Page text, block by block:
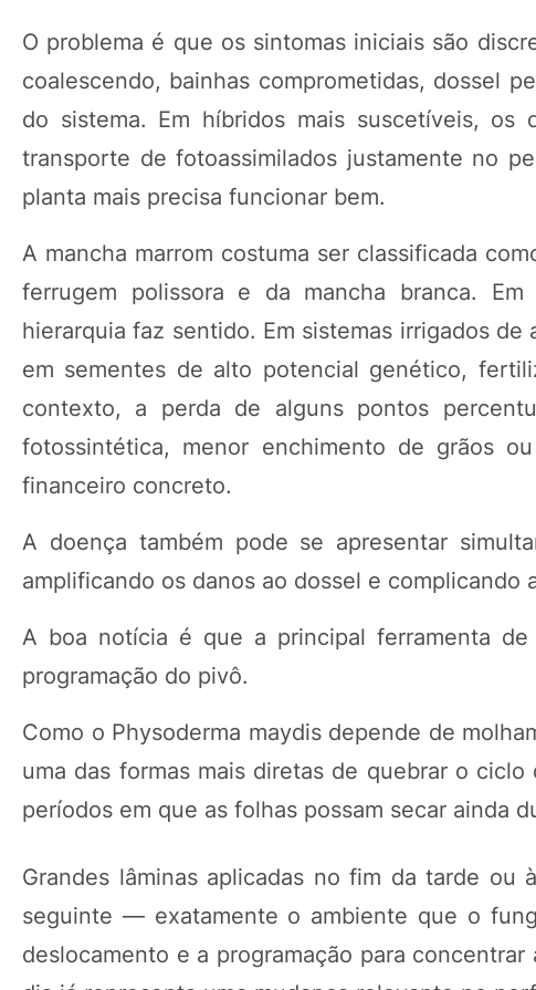
O problema é que os sintomas iniciais são
coalescendo, bainhas comprometidas, dossel
do sistema. Em híbridos mais suscetíveis,
transporte de fotoassimilados justamente no
planta mais precisa funcionar bem.
A mancha marrom costuma ser classificada
ferrugem polissora e da mancha branca.
hierarquia faz sentido. Em sistemas irrigados
em sementes de alto potencial genético,
contexto, a perda de alguns pontos
fotossintética, menor enchimento de grãos
financeiro concreto.
A doença também pode se apresentar
amplificando os danos ao dossel e complicando
A boa notícia é que a principal ferramenta
programação do pivô.
Como o Physoderma maydis depende de
uma das formas mais diretas de quebrar o
períodos em que as folhas possam secar ainda
Grandes lâminas aplicadas no fim da tarde
seguinte — exatamente o ambiente que o
deslocamento e a programação para